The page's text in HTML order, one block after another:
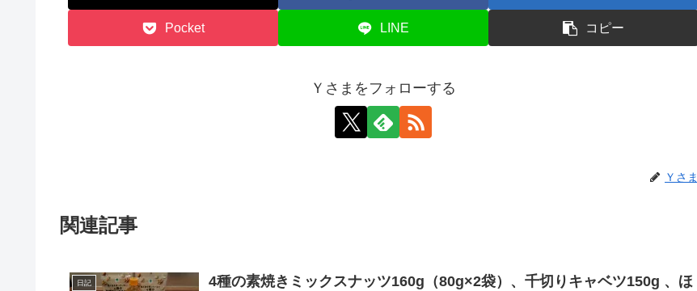
Pocket LINE コピー
Ｙさまをフォローする
Ｙさま
関連記事
日記
4種の素焼きミックスナッツ160g（80g×2袋）、千切りキャベツ150g 、ほ